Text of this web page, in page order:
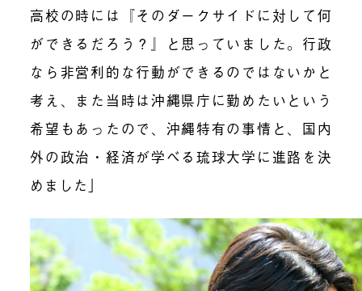
高校の時には『そのダークサイドに対して何
ができるだろう？』と思っていました。行政
なら非営利的な行動ができるのではないかと
考え、また当時は沖縄県庁に勤めたいという
希望もあったので、沖縄特有の事情と、国内
外の政治・経済が学べる琉球大学に進路を決
めました」